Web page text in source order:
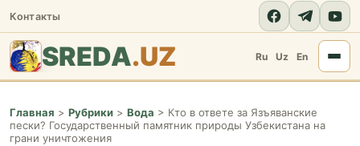
Контакты
SREDA.UZ Ru Uz En
Главная > Рубрики > Вода > Кто в ответе за Язъяванские
пески? Государственный памятник природы Узбекистана на
грани уничтожения